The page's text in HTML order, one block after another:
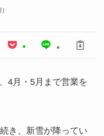
)
き、新雪が降ってい